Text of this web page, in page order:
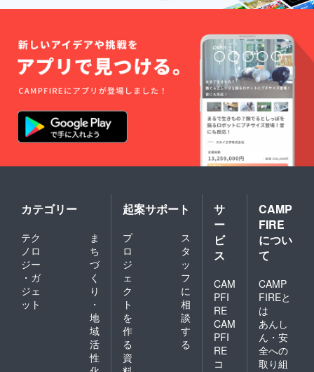
カテゴリー
テク
ノロ
ジー
・ガ
ジェ
ット
ま
ち
づ
く
り
・
地
域
活
性
起案サポート
プ
ロ
ジ
ェ
ク
ト
を
作
る
ス
タ
ッ
フ
に
相
談
す
る
資
サ
ー
ビ
ス
CAM
PFI
RE
CAM
PFI
RE
コ
CAMP
FIRE
につい
て
CAMP
FIREと
は
あんし
ん・安
全への
取り組